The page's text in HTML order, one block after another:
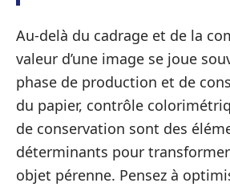
Au-delà du cadrage et de la
valeur d’une image se joue
phase de production et de
du papier, contrôle
de conservation sont des
déterminants pour
objet pérenne. Pensez à